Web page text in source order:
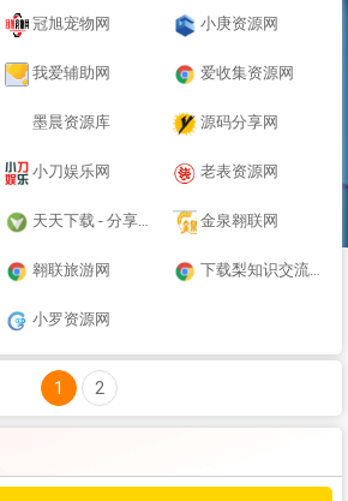
冠旭宠物网 小庚资源网
我爱辅助网 爱收集资源网
墨晨资源库 源码分享网
小刀娱乐网 老表资源网
天天下载 - 分享免费绿色软件、手机APP、Mac软件及单机游戏下载 金泉翱联网
翱联旅游网 下载梨知识交流平台
小罗资源网
1 2